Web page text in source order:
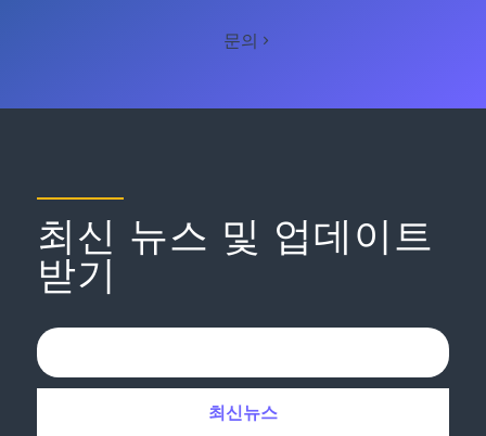
문의
최신 뉴스 및 업데이트
받기